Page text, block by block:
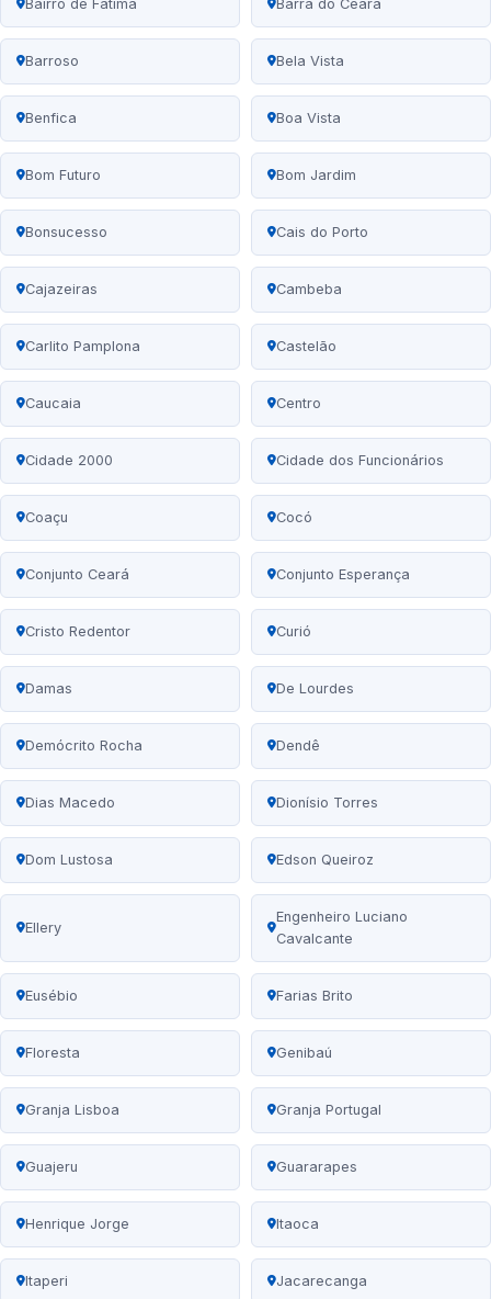
Bairro de Fátima Barra do Ceará
Barroso Bela Vista
Benfica Boa Vista
Bom Futuro Bom Jardim
Bonsucesso Cais do Porto
Cajazeiras Cambeba
Carlito Pamplona Castelão
Caucaia Centro
Cidade 2000 Cidade dos Funcionários
Coaçu Cocó
Conjunto Ceará Conjunto Esperança
Cristo Redentor Curió
Damas De Lourdes
Demócrito Rocha Dendê
Dias Macedo Dionísio Torres
Dom Lustosa Edson Queiroz
Ellery
Engenheiro Luciano
Cavalcante
Eusébio Farias Brito
Floresta Genibaú
Granja Lisboa Granja Portugal
Guajeru Guararapes
Henrique Jorge Itaoca
Itaperi Jacarecanga